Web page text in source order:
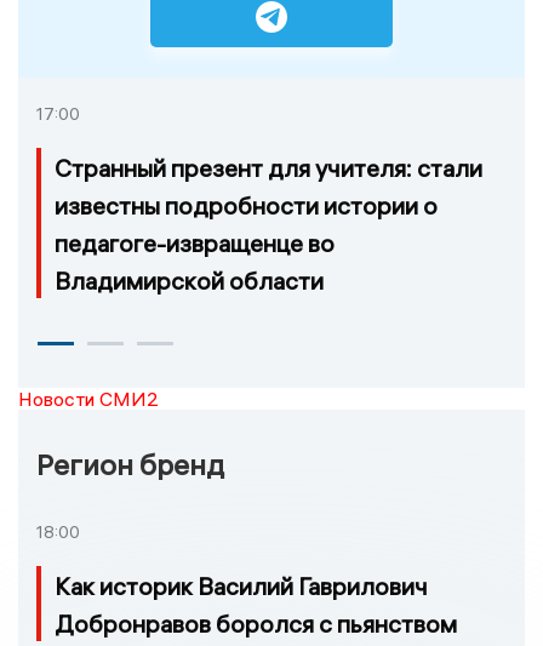
17:00
Странный презент для учителя: стали
известны подробности истории о
педагоге-извращенце во
Владимирской области
Новости СМИ2
Регион бренд
18:00
Как историк Василий Гаврилович
Добронравов боролся с пьянством